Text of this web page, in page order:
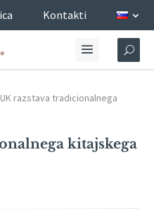
Kontakti
razstava tradicionalnega
kitajskega